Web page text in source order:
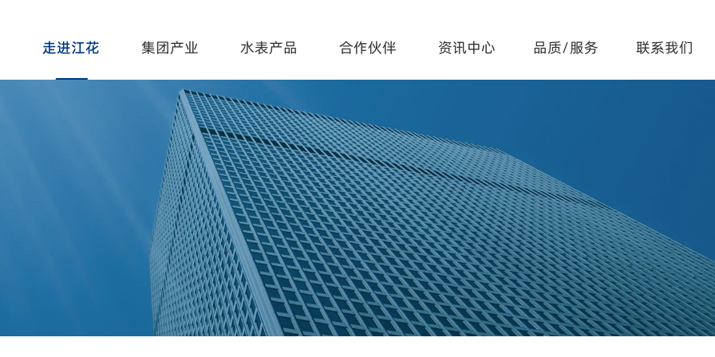
走进江花 集团产业 水表产品 合作伙伴 资讯中心 品质/服务 联系我们